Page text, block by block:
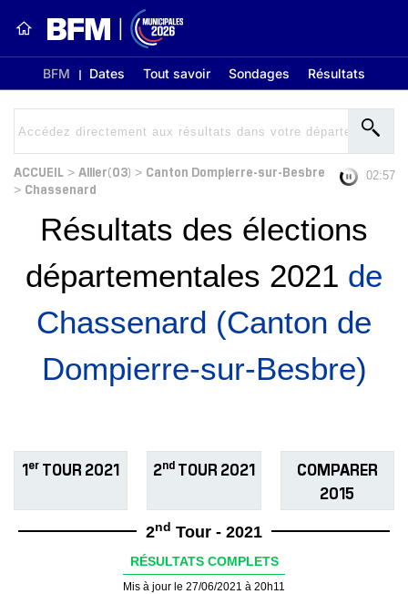
BFM Dates Tout savoir Sondages Résultats
ACCUEIL > Allier(03) > Canton Dompierre-sur-Besbre
> Chassenard
02:56
Résultats des élections
départementales 2021 de
Chassenard (Canton de
Dompierre-sur-Besbre)
1er TOUR 2021 2ndTOUR 2021
COMPARER
2015
2nd Tour - 2021
RÉSULTATS COMPLETS
Mis à jour le 27/06/2021 à 20h11